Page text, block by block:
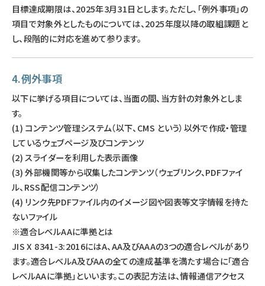
目標達成期限は、2025年3月31日とします。ただし、「例外事項」の
項目で対象外としたものについては、2025年度以降の取組課題と
し、段階的に対応を進めて参ります。
4.例外事項
以下に挙げる項目については、当面の間、当方針の対象外としま
す。
(1) コンテンツ管理システム（以下、CMS という）以外で作成・管理
しているウェブページ及びコンテンツ
(2) スライダーを利用した表示画像
(3) 外部機関等から収集したコンテンツ（ウェブリンク、PDFファイ
ル、RSS配信コンテンツ）
(4) リンク先PDFファイル内のイメージ図や図表等文字情報を持た
ないファイル
※適合レベルAAに準拠とは
JIS X 8341-3:2016にはA、AA及びAAAの3つの適合レベルがあり
ます。適合レベルA及びAAの全ての達成基準を満たす場合に「適合
レベルAAに準拠」といいます。この表記方法は、情報通信アクセス